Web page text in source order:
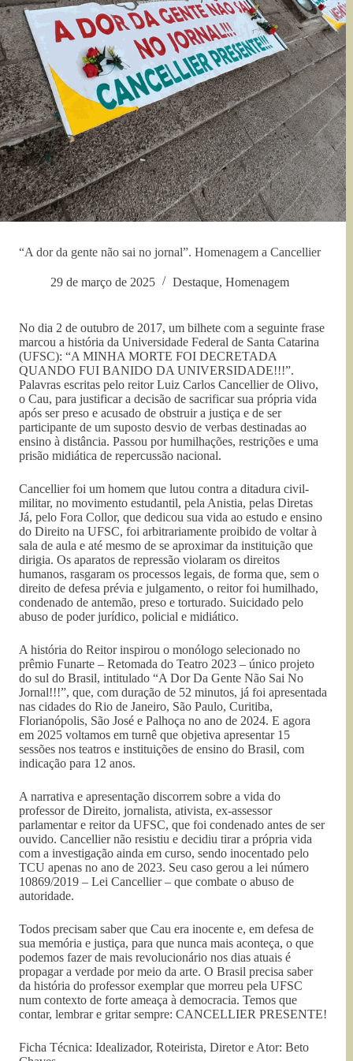
“A dor da gente não sai no jornal”. Homenagem a Cancellier
29 de março de 2025 Destaque, Homenagem
No dia 2 de outubro de 2017, um bilhete com a seguinte frase
marcou a história da Universidade Federal de Santa Catarina
(UFSC): “A MINHA MORTE FOI DECRETADA
QUANDO FUI BANIDO DA UNIVERSIDADE!!!”.
Palavras escritas pelo reitor Luiz Carlos Cancellier de Olivo,
o Cau, para justificar a decisão de sacrificar sua própria vida
após ser preso e acusado de obstruir a justiça e de ser
participante de um suposto desvio de verbas destinadas ao
ensino à distância. Passou por humilhações, restrições e uma
prisão midiática de repercussão nacional.
Cancellier foi um homem que lutou contra a ditadura civil-
militar, no movimento estudantil, pela Anistia, pelas Diretas
Já, pelo Fora Collor, que dedicou sua vida ao estudo e ensino
do Direito na UFSC, foi arbitrariamente proibido de voltar à
sala de aula e até mesmo de se aproximar da instituição que
dirigia. Os aparatos de repressão violaram os direitos
humanos, rasgaram os processos legais, de forma que, sem o
direito de defesa prévia e julgamento, o reitor foi humilhado,
condenado de antemão, preso e torturado. Suicidado pelo
abuso de poder jurídico, policial e midiático.
A história do Reitor inspirou o monólogo selecionado no
prêmio Funarte – Retomada do Teatro 2023 – único projeto
do sul do Brasil, intitulado “A Dor Da Gente Não Sai No
Jornal!!!”, que, com duração de 52 minutos, já foi apresentada
nas cidades do Rio de Janeiro, São Paulo, Curitiba,
Florianópolis, São José e Palhoça no ano de 2024. E agora
em 2025 voltamos em turnê que objetiva apresentar 15
sessões nos teatros e instituições de ensino do Brasil, com
indicação para 12 anos.
A narrativa e apresentação discorrem sobre a vida do
professor de Direito, jornalista, ativista, ex-assessor
parlamentar e reitor da UFSC, que foi condenado antes de ser
ouvido. Cancellier não resistiu e decidiu tirar a própria vida
com a investigação ainda em curso, sendo inocentado pelo
TCU apenas no ano de 2023. Seu caso gerou a lei número
10869/2019 – Lei Cancellier – que combate o abuso de
autoridade.
Todos precisam saber que Cau era inocente e, em defesa de
sua memória e justiça, para que nunca mais aconteça, o que
podemos fazer de mais revolucionário nos dias atuais é
propagar a verdade por meio da arte. O Brasil precisa saber
da história do professor exemplar que morreu pela UFSC
num contexto de forte ameaça à democracia. Temos que
contar, lembrar e gritar sempre: CANCELLIER PRESENTE!
Ficha Técnica: Idealizador, Roteirista, Diretor e Ator: Beto